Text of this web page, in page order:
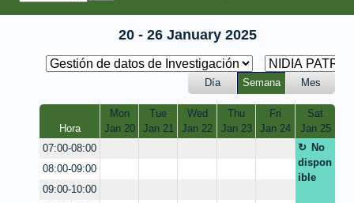
20 - 26 January 2025
Día Semana Mes
Hora
Mon
Jan 20
Tue
Jan 21
Wed
Jan 22
Thu
Jan 23
Fri
Jan 24
Sat
Jan 25
07:00-08:00
No
dispon
ible
08:00-09:00
09:00-10:00